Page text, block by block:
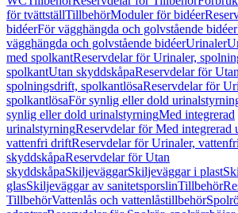
för tvättställTillbehörModuler för bidéer
bidéerFör vägghängda och golvstående bidéer
vägghängda och golvstående bidéerUrinaler
med spolkantReservdelar för Urinaler,
spolkantUtan skyddskåpaReservdelar för
spolningsdrift, spolkantlösaReservdelar för
spolkantlösaFör synlig eller dold
synlig eller dold urinalstyrningMed integrerad
urinalstyrningReservdelar för Med integrerad
vattenfri driftReservdelar för Urinaler,
skyddskåpaReservdelar för Utan
skyddskåpaSkiljeväggarSkiljeväggar i plast
glasSkiljeväggar av sanitetsporslinTillbehör
TillbehörVattenlås och vattenlåstillbehör